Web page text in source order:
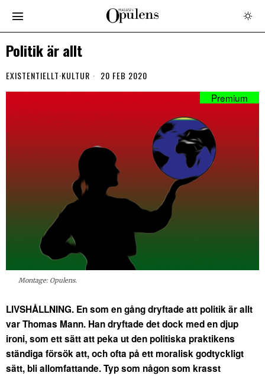
Politik är allt
EXISTENTIELLT·KULTUR 20 FEB 2020
Montage: Opulens.
LIVSHÅLLNING. En som en gång dryftade att politik är allt
var Thomas Mann. Han dryftade det dock med en djup
ironi, som ett sätt att peka ut den politiska praktikens
ständiga försök att, och ofta på ett moralisk godtyckligt
sätt, bli allomfattande. Typ som någon som krasst